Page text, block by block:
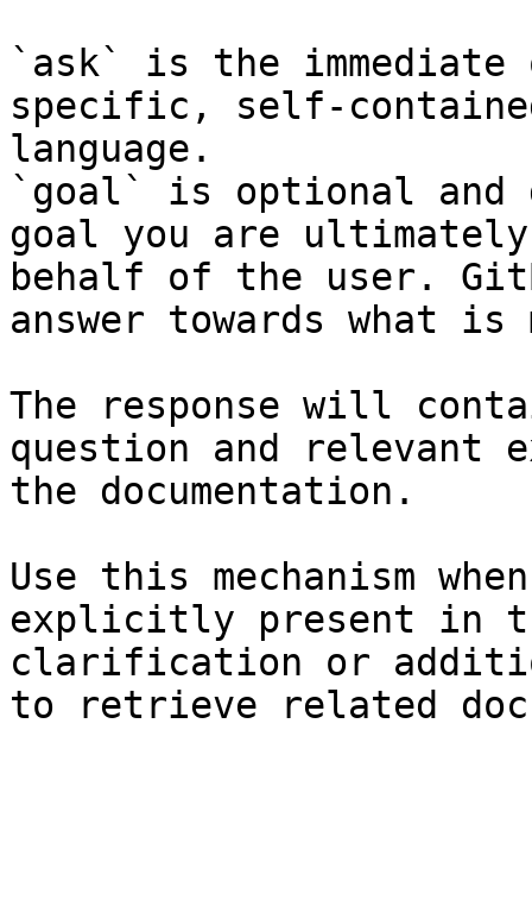
`ask` is the
specific, self-
language.
`goal` is optional and
goal you are
behalf of the user.
answer towards what
The response will
question and relevant
the documentation.
Use this mechanism
explicitly present in
clarification or